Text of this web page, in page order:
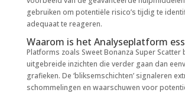
gebruiken om potentiële risico’s tijdig te
adequaat te reageren.
Waarom is het Analyseplatform
Platforms zoals Sweet Bonanza Super Scatter
uitgebreide inzichten die verder gaan dan
grafieken. De ‘bliksemschichten’ signaleren
schommelingen en waarschuwen voor